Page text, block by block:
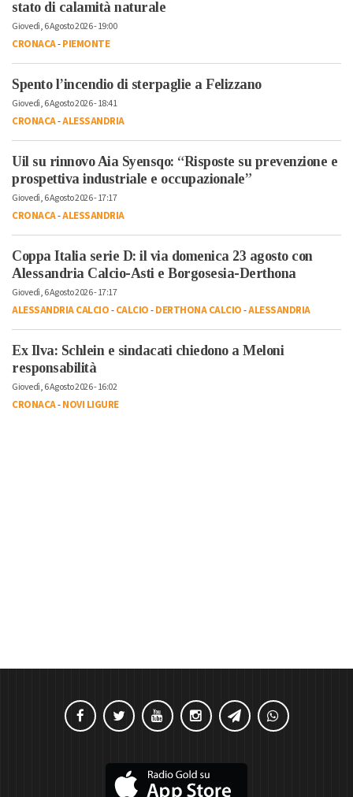
stato di calamità naturale
Giovedì, 6 Agosto 2026 - 19:00
CRONACA-PIEMONTE
Spento l’incendio di sterpaglie a Felizzano
Giovedì, 6 Agosto 2026 - 18:41
CRONACA-ALESSANDRIA
Uil su rinnovo Aia Syensqo: “Risposte su prevenzione e
prospettiva industriale e occupazionale”
Giovedì, 6 Agosto 2026 - 17:17
CRONACA-ALESSANDRIA
Coppa Italia serie D: il via domenica 23 agosto con
Alessandria Calcio-Asti e Borgosesia-Derthona
Giovedì, 6 Agosto 2026 - 17:17
ALESSANDRIA CALCIO-CALCIO-DERTHONA CALCIO-ALESSANDRIA
Ex Ilva: Schlein e sindacati chiedono a Meloni
responsabilità
Giovedì, 6 Agosto 2026 - 16:02
CRONACA-NOVI LIGURE